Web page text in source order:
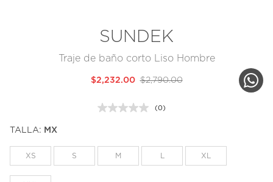
SUNDEK
Traje de baño corto Liso Hombre
$2,790.00
$2,232.00
Sin
la
misma
(0)
TALLA: MX
XS S M XL